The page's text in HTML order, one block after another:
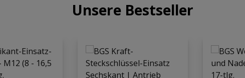
Unsere Bestseller